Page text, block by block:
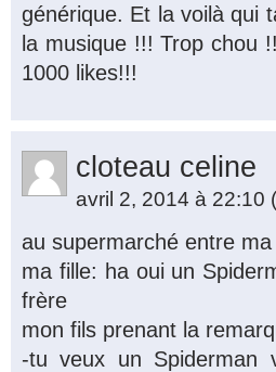
générique. Et la voilà qui
la musique !!! Trop chou
1000 likes!!!
cloteau celine
avril 2, 2014 à 22:10
au supermarché entre
ma fille: ha oui un
frère
mon fils prenant la
-tu veux un